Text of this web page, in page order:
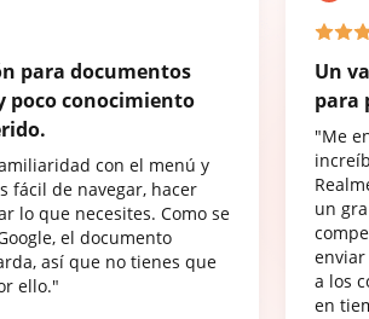
para documentos
poco conocimiento
con el menú y
fácil de navegar, hacer
lo que necesites. Como se
el documento
así que no tienes que
ello."
Un
para
"Me
un
a los
en